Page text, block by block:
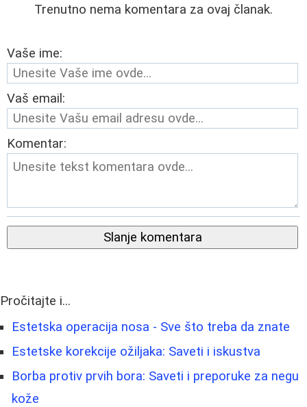
Trenutno nema komentara za ovaj članak.
Vaše ime:
Vaš email:
Komentar:
Slanje komentara
Pročitajte i...
Estetska operacija nosa - Sve što treba da znate
Estetske korekcije ožiljaka: Saveti i iskustva
Borba protiv prvih bora: Saveti i preporuke za negu
kože